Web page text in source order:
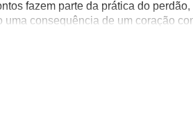
fazem parte da prática do perdão,
consequência de um coração
para perdoar e para se desculpar.